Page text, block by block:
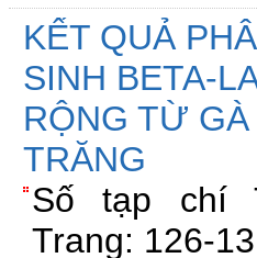
KẾT QUẢ
SINH BETA-
RỘNG TỪ
TRĂNG
Số tạp chí
Trang: 126-